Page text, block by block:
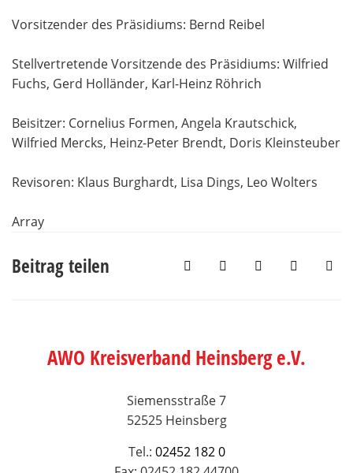
Vorsitzender des Präsidiums: Bernd Reibel
Stellvertretende Vorsitzende des Präsidiums: Wilfried
Fuchs, Gerd Holländer, Karl-Heinz Röhrich
Beisitzer: Cornelius Formen, Angela Krautschick,
Wilfried Mercks, Heinz-Peter Brendt, Doris Kleinsteuber
Revisoren: Klaus Burghardt, Lisa Dings, Leo Wolters
Array
Beitrag teilen
AWO Kreisverband Heinsberg e.V.
Siemensstraße 7
52525 Heinsberg
Tel.: 02452 182 0